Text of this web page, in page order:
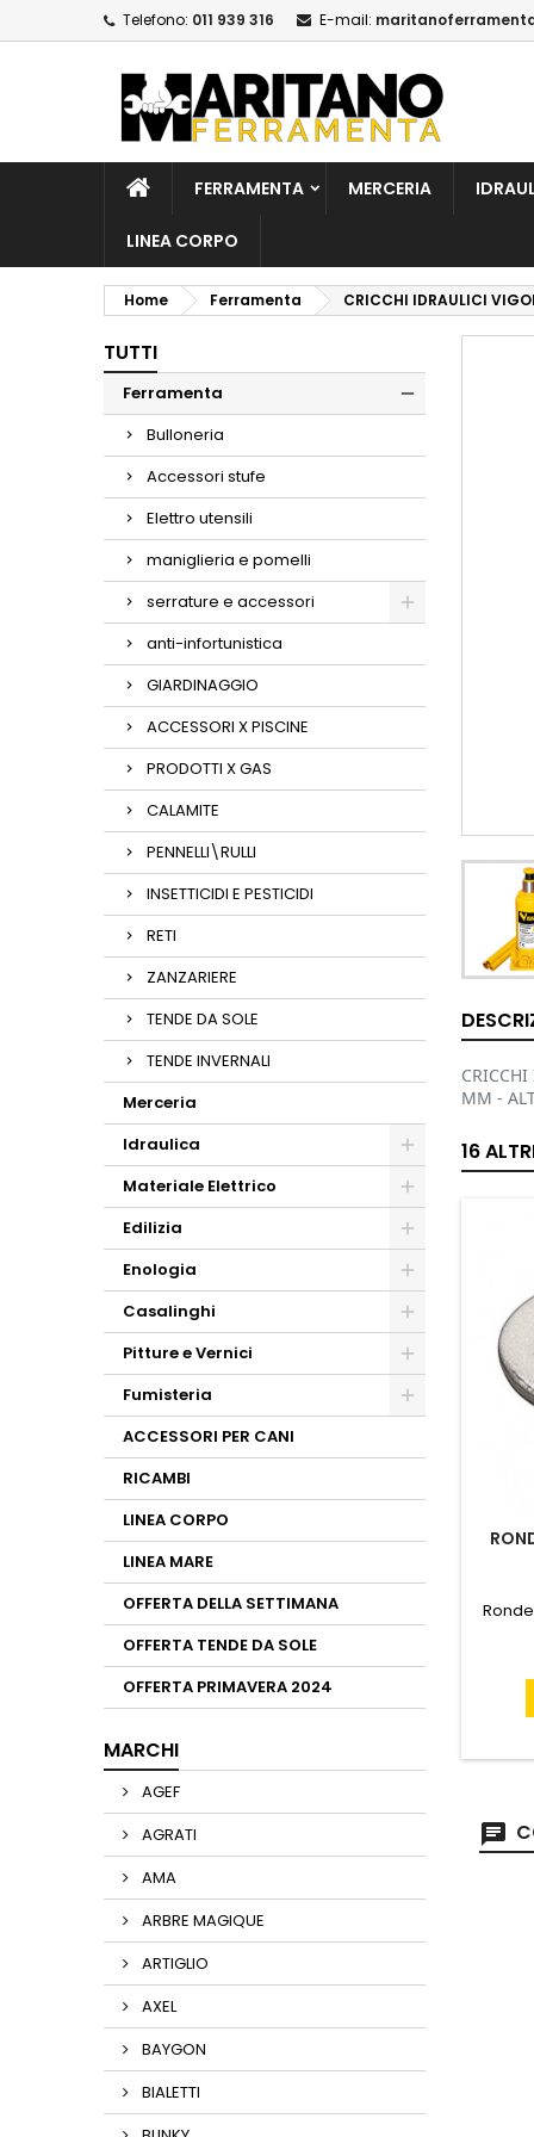
Telefono: 011 939 316 E-mail:
FERRAMENTA MERCERIA
LINEA CORPO
Home Ferramenta CRICCHI IDRAULICI
TUTTI
Ferramenta
Bulloneria
Accessori stufe
Elettro utensili
maniglieria e pomelli
serrature e accessori
anti-infortunistica
GIARDINAGGIO
ACCESSORI X PISCINE
PRODOTTI X GAS
CALAMITE
PENNELLI\RULLI
INSETTICIDI E PESTICIDI
RETI
ZANZARIERE
TENDE DA SOLE
TENDE INVERNALI
Merceria
Idraulica
Materiale Elettrico
Edilizia
Enologia
Casalinghi
Pitture e Vernici
Fumisteria
ACCESSORI PER CANI
RICAMBI
LINEA CORPO
LINEA MARE
OFFERTA DELLA SETTIMANA
OFFERTA TENDE DA SOLE
OFFERTA PRIMAVERA 2024
MARCHI
AGEF
AGRATI
AMA
ARBRE MAGIQUE
ARTIGLIO
AXEL
BAYGON
BIALETTI
MM -
16